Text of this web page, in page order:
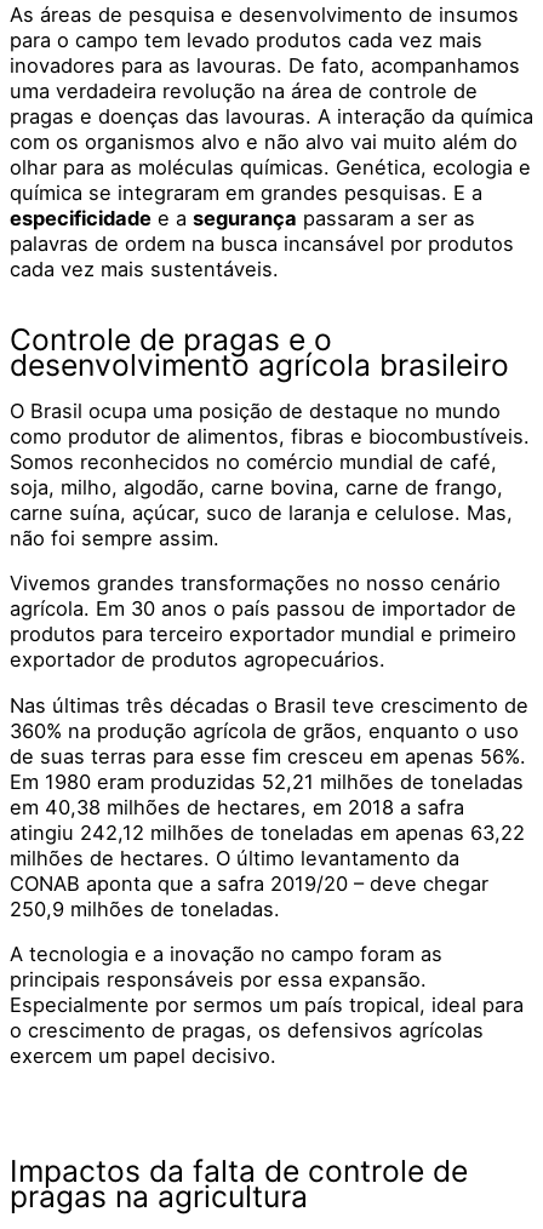
As áreas de pesquisa e desenvolvimento de insumos
para o campo tem levado produtos cada vez mais
inovadores para as lavouras. De fato, acompanhamos
uma verdadeira revolução na área de controle de
pragas e doenças das lavouras. A interação da química
com os organismos alvo e não alvo vai muito além do
olhar para as moléculas químicas. Genética, ecologia e
química se integraram em grandes pesquisas. E a
especificidade e a segurança passaram a ser as
palavras de ordem na busca incansável por produtos
cada vez mais sustentáveis.
Controle de pragas e o
desenvolvimento agrícola brasileiro
O Brasil ocupa uma posição de destaque no mundo
como produtor de alimentos, fibras e biocombustíveis.
Somos reconhecidos no comércio mundial de café,
soja, milho, algodão, carne bovina, carne de frango,
carne suína, açúcar, suco de laranja e celulose. Mas,
não foi sempre assim.
Vivemos grandes transformações no nosso cenário
agrícola. Em 30 anos o país passou de importador de
produtos para terceiro exportador mundial e primeiro
exportador de produtos agropecuários.
Nas últimas três décadas o Brasil teve crescimento de
360% na produção agrícola de grãos, enquanto o uso
de suas terras para esse fim cresceu em apenas 56%.
Em 1980 eram produzidas 52,21 milhões de toneladas
em 40,38 milhões de hectares, em 2018 a safra
atingiu 242,12 milhões de toneladas em apenas 63,22
milhões de hectares. O último levantamento da
CONAB aponta que a safra 2019/20 – deve chegar
250,9 milhões de toneladas.
A tecnologia e a inovação no campo foram as
principais responsáveis por essa expansão.
Especialmente por sermos um país tropical, ideal para
o crescimento de pragas, os defensivos agrícolas
exercem um papel decisivo.
Impactos da falta de controle de
pragas na agricultura